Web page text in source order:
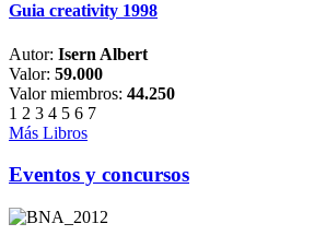
Guia creativity 1998
Autor: Isern Albert
Valor: 59.000
Valor miembros: 44.250
1 2 3 4 5 6 7
Más Libros
Eventos y concursos